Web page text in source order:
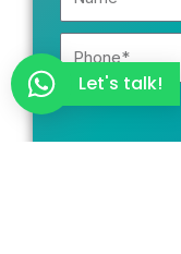
Let's talk!